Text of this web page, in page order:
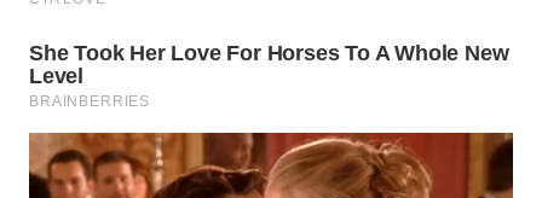
PRIANGAN
TIMUR
WN
SEMARANG